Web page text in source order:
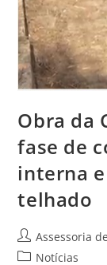
Obra da
fase de
interna
telhado
Assessoria
Notícias